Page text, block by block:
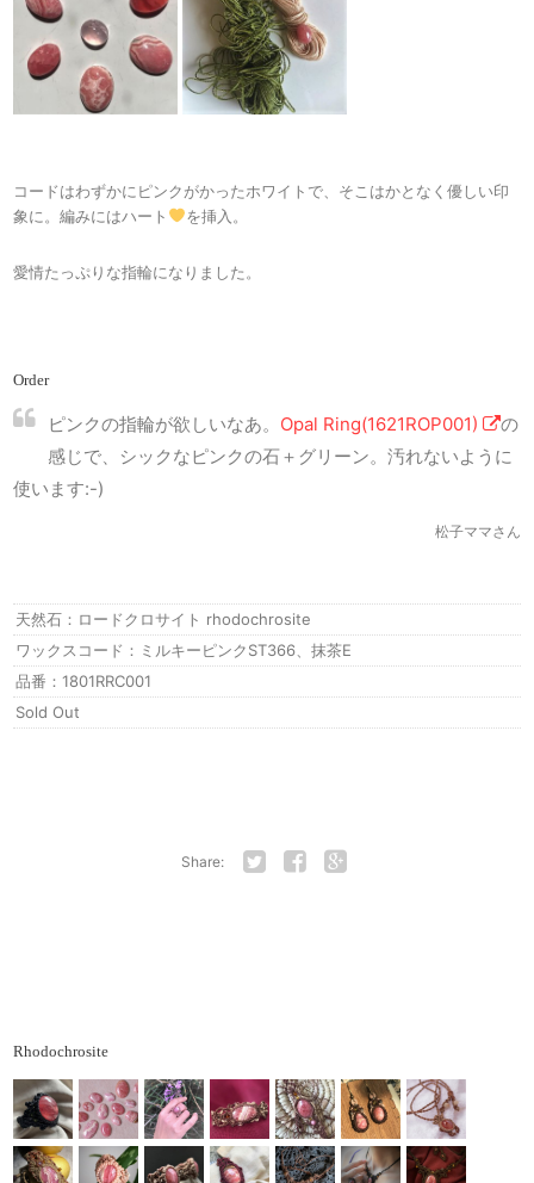
コードはわずかにピンクがかったホワイトで、そこはかとなく優しい印
象に。編みにはハート
を挿入。
愛情たっぷりな指輪になりました。
Order
ピンクの指輪が欲しいなあ。 Opal Ring(1621ROP001)
の
感じで、シックなピンクの石＋グリーン。汚れないように
使います:-)
松子ママさん
天然石：ロードクロサイト rhodochrosite
ワックスコード：ミルキーピンクST366、抹茶E
品番：1801RRC001
Sold Out
Share:
Rhodochrosite